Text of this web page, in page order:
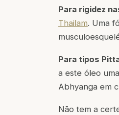
Para rigidez
Thailam. Uma
Para tipos
a este óleo
Abhyanga em
Não tem a